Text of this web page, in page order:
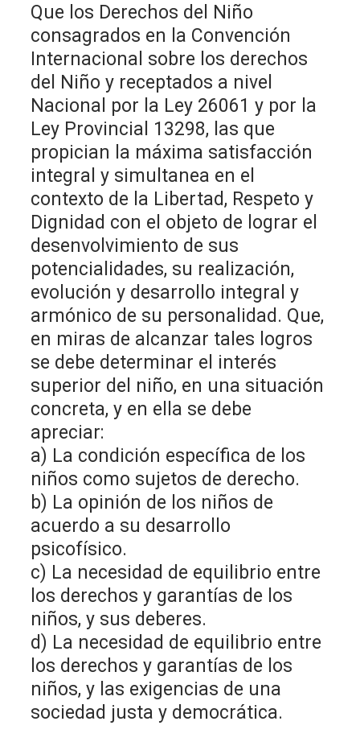
Que los Derechos del Niño
consagrados en la Convención
Internacional sobre los derechos
del Niño y receptados a nivel
Nacional por la Ley 26061 y por la
Ley Provincial 13298, las que
propician la máxima satisfacción
integral y simultanea en el
contexto de la Libertad, Respeto y
Dignidad con el objeto de lograr el
desenvolvimiento de sus
potencialidades, su realización,
evolución y desarrollo integral y
armónico de su personalidad. Que,
en miras de alcanzar tales logros
se debe determinar el interés
superior del niño, en una situación
concreta, y en ella se debe
apreciar:
a) La condición específica de los
niños como sujetos de derecho.
b) La opinión de los niños de
acuerdo a su desarrollo
psicofísico.
c) La necesidad de equilibrio entre
los derechos y garantías de los
niños, y sus deberes.
d) La necesidad de equilibrio entre
los derechos y garantías de los
niños, y las exigencias de una
sociedad justa y democrática.